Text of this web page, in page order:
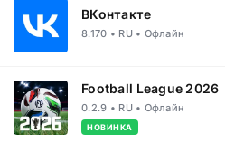
ВКонтакте
8.170 • RU • Офлайн
Football League 2026
0.2.9 • RU • Офлайн
НОВИНКА